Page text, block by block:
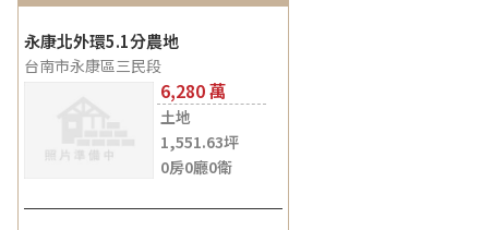
永康北外環5.1分農地
台南市永康區三民段
6,280
土地
1,551.63坪
0房0廳0衛